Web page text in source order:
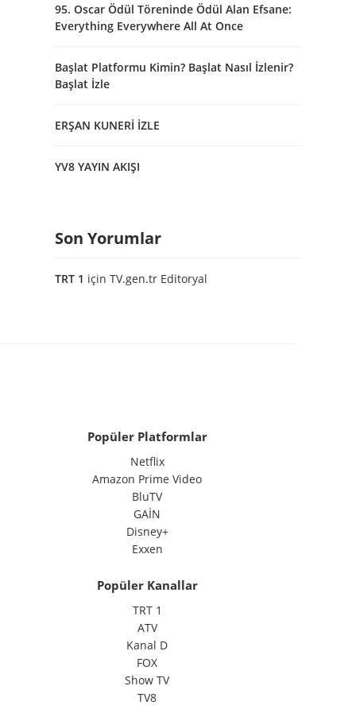
95. Oscar Ödül Töreninde Ödül Alan Efsane:
Everything Everywhere All At Once
Başlat Platformu Kimin? Başlat Nasıl İzlenir?
Başlat İzle
ERŞAN KUNERİ İZLE
YV8 YAYIN AKIŞI
Son Yorumlar
TRT 1 için TV.gen.tr Editoryal
Popüler Platformlar
Netflix
Amazon Prime Video
BluTV
GAİN
Disney+
Exxen
Popüler Kanallar
TRT 1
ATV
Kanal D
FOX
Show TV
TV8